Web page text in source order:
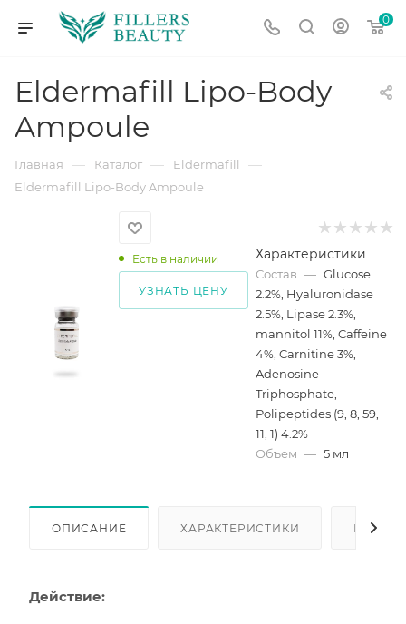
0
Eldermafill Lipo-Body
Ampоule
Главная — Каталог — Eldermafill —
Eldermafill Lipo-Body Ampоule
Есть в наличии
УЗНАТЬ ЦЕНУ
Характеристики
Состав — Glucose
2.2%, Hyaluronidase
2.5%, Lipase 2.3%,
mannitol 11%, Caffeine
4%, Carnitine 3%,
Adenosine
Triphosphate,
Polipeptides (9, 8, 59,
11, 1) 4.2%
Объем — 5 мл
ОПИСАНИЕ ХАРАКТЕРИСТИКИ КАК
Действие: